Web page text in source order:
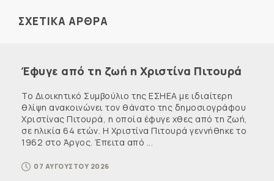
ΣΧΕΤΙΚΑ ΑΡΘΡΑ
Έφυγε από τη ζωή η Χριστίνα Πιτουρά
Το Διοικητικό Συμβούλιο της ΕΣΗΕΑ με ιδιαίτερη
θλίψη ανακοινώνει τον θάνατο της δημοσιογράφου
Χριστίνας Πιτουρά, η οποία έφυγε χθες από τη ζωή,
σε ηλικία 64 ετών. Η Χριστίνα Πιτουρά γεννήθηκε το
1962 στο Άργος. Έπειτα από ...
07 ΑΥΓΟΥΣΤΟΥ 2026